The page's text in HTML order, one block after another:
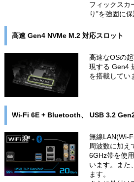
フィックスカ
り”を強固に保
高速 Gen4 NVMe M.2 対応スロット
高速なOSの
現する Gen4
を搭載してい
Wi-Fi 6E + Bluetooth、 USB 3.2
無線LAN(Wi-
周波数に加え
6GHz帯を使
います。また
ます。